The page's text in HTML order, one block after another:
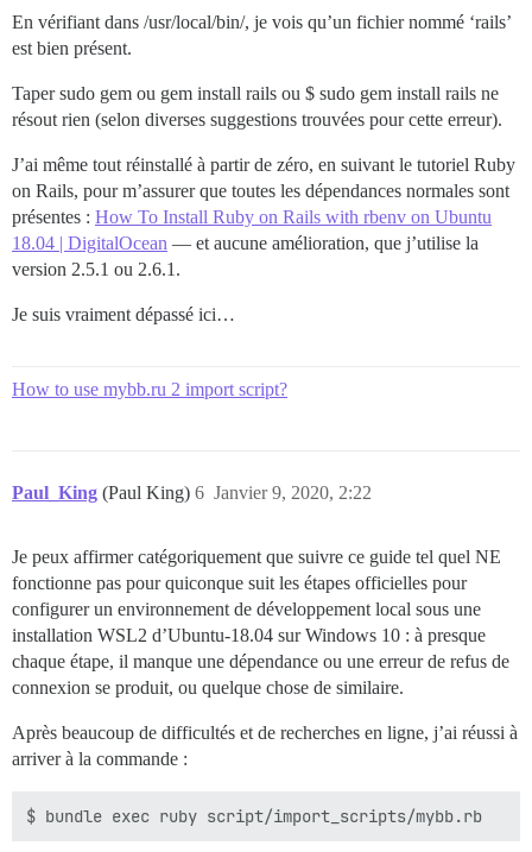
En vérifiant dans /usr/local/bin/, je vois qu’un fichier nommé ‘rails’
est bien présent.
Tapersudo gem ou gem install rails ou $ sudo gem install rails ne
résout rien (selon diverses suggestions trouvées pour cette erreur).
J’ai même tout réinstallé à partir de zéro, en suivant le tutoriel Ruby
on Rails, pour m’assurer que toutes les dépendances normales sont
présentes : How To Install Ruby on Rails with rbenv on Ubuntu
18.04 | DigitalOcean — et aucune amélioration, que j’utilise la
version 2.5.1 ou 2.6.1.
Je suis vraiment dépassé ici…
How to use mybb.ru 2 import script?
Paul_King (Paul King) Janvier 9, 2020, 2:22
6
Je peux affirmer catégoriquement que suivre ce guide tel quel NE
fonctionne pas pour quiconque suit les étapes officielles pour
configurer un environnement de développement local sous une
installation WSL2 d’Ubuntu-18.04 sur Windows 10 : à presque
chaque étape, il manque une dépendance ou une erreur de refus de
connexion se produit, ou quelque chose de similaire.
Après beaucoup de difficultés et de recherches en ligne, j’ai réussi à
arriver à la commande :